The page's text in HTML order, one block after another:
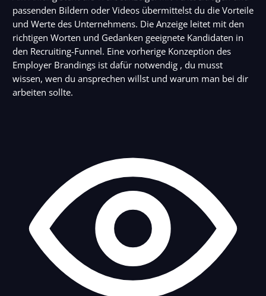
passenden Bildern oder Videos übermittelst du die Vorteile
und Werte des Unternehmens. Die Anzeige leitet mit den
richtigen Worten und Gedanken geeignete Kandidaten in
den Recruiting-Funnel. Eine vorherige Konzeption des
Employer Brandings ist dafür notwendig , du musst
wissen, wen du ansprechen willst und warum man bei dir
arbeiten sollte.